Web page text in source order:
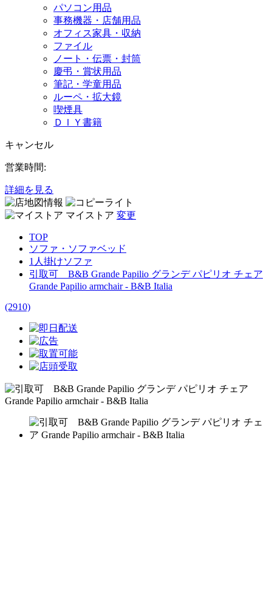
パソコン用品
事務機器・店舗用品
オフィス家具・収納
ファイル
ノート・伝票・封筒
慶弔・賞状用品
筆記・学童用品
ルーペ・拡大鏡
喫煙具
ＤＩＹ書籍
キャンセル
営業時間:
詳細を見る
マイストア 変更
TOP
ソファ・ソファベッド
1人掛けソファ
引取可 B&B Grande Papilio グランデ パピリオ チェア
Grande Papilio armchair - B&B Italia
(2910)